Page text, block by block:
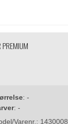
: -
: -
Varenr.: 1430008